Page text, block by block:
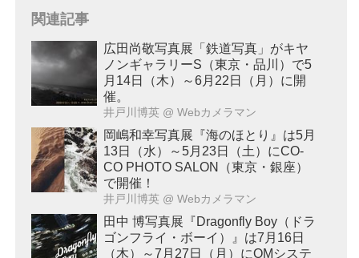
関連記事
広田尚敬写真展「鉄道写真」がキヤ
ノンギャラリーS（東京・品川）で5
月14日（木）～6月22日（月）に開
催。
井戸川博英 @ Webカメラマン
岡嶋和幸写真展『海のほとり』は5月
13日（水）～5月23日（土）にCO-
CO PHOTO SALON（東京・銀座）
で開催！
井戸川博英 @ Webカメラマン
田中 博写真展『Dragonfly Boy（ドラ
ゴンフライ・ボーイ）』は7月16日
（木）～7月27日（月）にOMシステ